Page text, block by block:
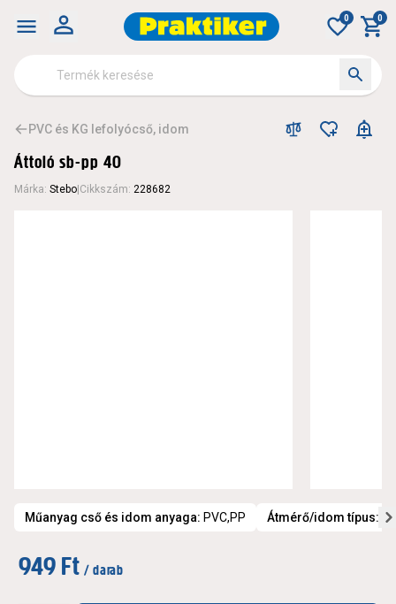
0 0
PVC és KG lefolyócső, idom
Áttoló sb-pp 40
Márka: Stebo Cikkszám: 228682
Műanyag cső és idom anyaga: PVC,PP Átmérő/idom típus:
949 Ft / darab